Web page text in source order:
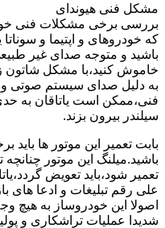
مشکل فنی هیوندای
بررسی برخی مشکلات فنی
که خودروهای و اپتیما و
باشید و متوجه صدای غیر
خاموش کنید،با مشکل شاتون
به دلیل صدای سیستم صوتی و
فنی،ممکن است یاتاقان به
سیلندر بیرون بزند.
بابت تعمیر این موتور ها باید
باشید.میلنگ این موتور چنانچه
علی رقم تبلیغات و ادعا های
شدیدا عملیات تراشکاری و